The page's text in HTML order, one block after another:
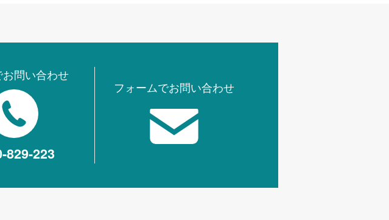
お問い合わせ
829-223
フォームでお問い合わせ